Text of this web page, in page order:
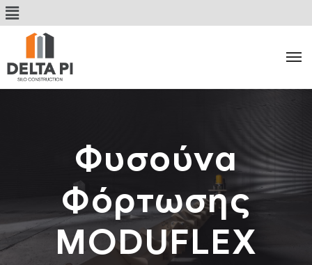
Φυσούνα
Φόρτωσης
MODUFLEX